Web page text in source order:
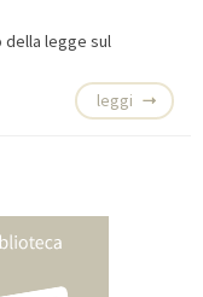
legge sul
leggi